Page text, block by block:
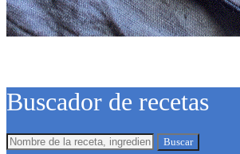
Buscador de recetas
Buscar